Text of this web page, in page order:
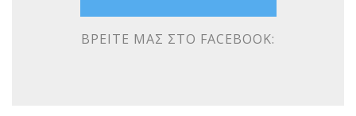
ΒΡΕΊΤΕ ΜΑΣ ΣΤΟ FACEBOOK: